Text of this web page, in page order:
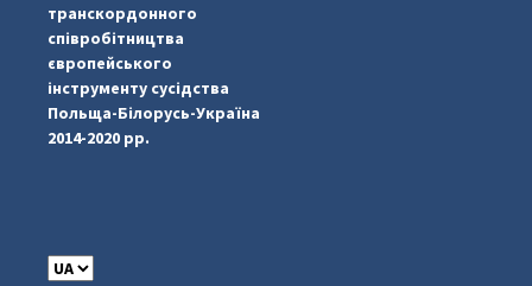
транскордонного
співробітництва
європейського
інструменту сусідства
Польща-Білорусь-Україна
2014-2020 рр.
C